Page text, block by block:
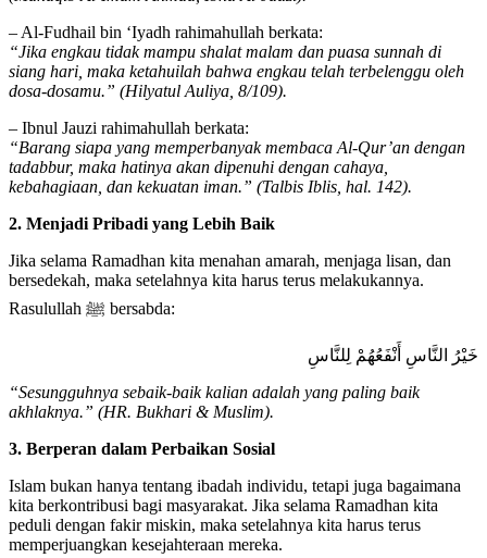
– Al-Fudhail bin ‘Iyadh rahimahullah berkata:
“Jika engkau tidak mampu shalat malam dan puasa sunnah di
siang hari, maka ketahuilah bahwa engkau telah terbelenggu oleh
dosa-dosamu.” (Hilyatul Auliya, 8/109).
– Ibnul Jauzi rahimahullah berkata:
“Barang siapa yang memperbanyak membaca Al-Qur’an dengan
tadabbur, maka hatinya akan dipenuhi dengan cahaya,
kebahagiaan, dan kekuatan iman.” (Talbis Iblis, hal. 142).
2. Menjadi Pribadi yang Lebih Baik
Jika selama Ramadhan kita menahan amarah, menjaga lisan, dan
bersedekah, maka setelahnya kita harus terus melakukannya.
Rasulullah ﷺ bersabda:
خَيْرُ النَّاسِ أَنْفَعُهُمْ لِلنَّاسِ
“Sesungguhnya sebaik-baik kalian adalah yang paling baik
akhlaknya.” (HR. Bukhari & Muslim).
3. Berperan dalam Perbaikan Sosial
Islam bukan hanya tentang ibadah individu, tetapi juga bagaimana
kita berkontribusi bagi masyarakat. Jika selama Ramadhan kita
peduli dengan fakir miskin, maka setelahnya kita harus terus
memperjuangkan kesejahteraan mereka.